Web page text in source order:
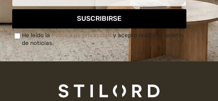
SUSCRIBIRSE
He leído laPolítica de privacidady acepto recibir el boletín
de noticias.